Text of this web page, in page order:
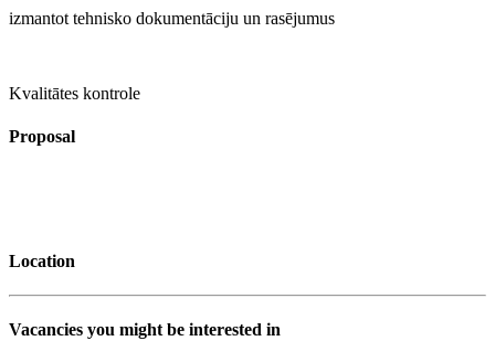
izmantot tehnisko dokumentāciju un rasējumus
Kvalitātes kontrole
Proposal
Location
Vacancies you might be interested in